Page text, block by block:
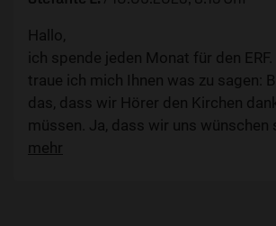
Hallo,
ich spende jeden Monat für den
traue ich mich Ihnen was zu sagen:
das, dass wir Hörer den Kirchen
müssen. Ja, dass wir uns wünschen
mehr